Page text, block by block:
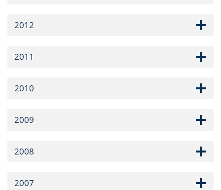
2012
2011
2010
2009
2008
2007